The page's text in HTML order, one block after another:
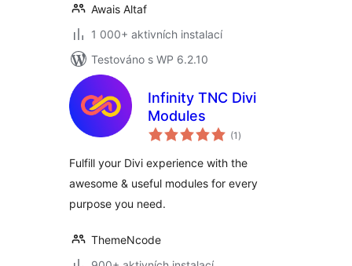
Awais Altaf
1 000+ aktivních instalací
Testováno s WP 6.2.10
Infinity TNC Divi
Modules
(1 celkové
hodnocení
)
Fulfill your Divi experience with the
awesome & useful modules for every
purpose you need.
ThemeNcode